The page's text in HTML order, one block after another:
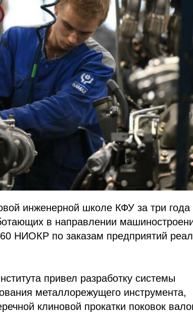
инженерной школе КФУ за три
в направлении
НИОКР по заказам предприятий
привел разработку системы
металлорежущего инструмента,
клиновой прокатки поковок